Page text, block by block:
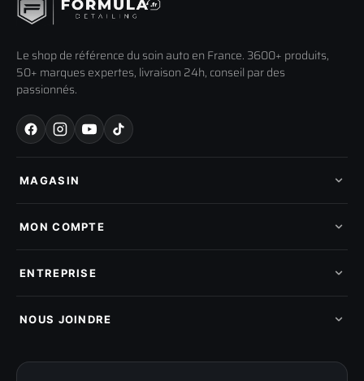
Le shop de référence du soin auto en France. 3600+ produits,
50+ marques expertes, livraison 24h, conseil par des
passionnés.
MAGASIN
Nos marques
Pads de polissage
Pièces détachées
MON COMPTE
Mes tickets SAV
Mon parrainage
Programme fidelite
ENTREPRISE
Compte pro
Politique de retour
NOUS JOINDRE
89100 SENS